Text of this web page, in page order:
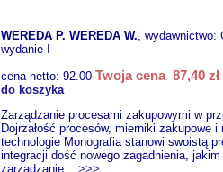
WEREDA P. WEREDA W., wydawnictwo:
wydanie I
cena netto: 92.00 Twoja cena 87,40 zł
do koszyka
Zarządzanie procesami zakupowymi w
Dojrzałość procesów, mierniki zakupowe i
technologie Monografia stanowi swoistą
integracji dość nowego zagadnienia,
zarządzanie... >>>